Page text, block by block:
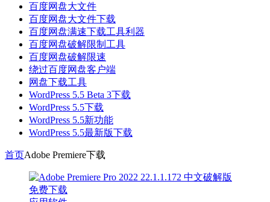
百度网盘大文件
百度网盘大文件下载
百度网盘满速下载工具利器
百度网盘破解限制工具
百度网盘破解限速
绕过百度网盘客户端
网盘下载工具
WordPress 5.5 Beta 3下载
WordPress 5.5下载
WordPress 5.5新功能
WordPress 5.5最新版下载
首页Adobe Premiere下载